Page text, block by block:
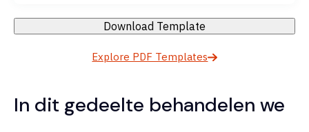
Download Template
Explore PDF Templates
In dit gedeelte behandelen we